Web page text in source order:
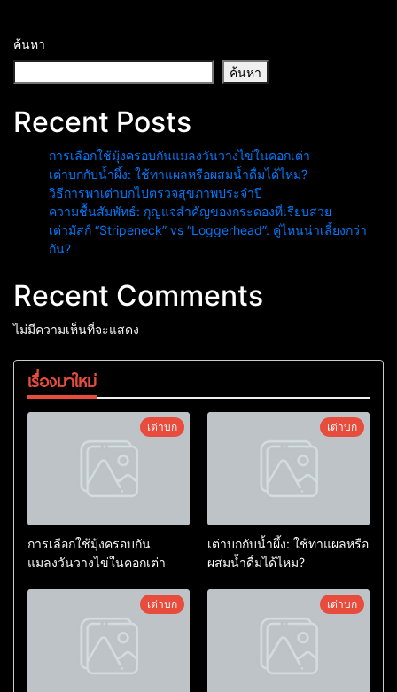
ค้นหา
ค้นหา
Recent Posts
การเลือกใช้มุ้งครอบกันแมลงวันวางไข่ในคอกเต่า
เต่าบกกับน้ำผึ้ง: ใช้ทาแผลหรือผสมน้ำดื่มได้ไหม?
วิธีการพาเต่าบกไปตรวจสุขภาพประจำปี
ความชื้นสัมพัทธ์: กุญแจสำคัญของกระดองที่เรียบสวย
เต่ามัสก์ “Stripeneck” vs “Loggerhead”: คู่ไหนน่าเลี้ยงกว่า
กัน?
Recent Comments
ไม่มีความเห็นที่จะแสดง
เรื่องมาใหม่
เต่าบก
การเลือกใช้มุ้งครอบกัน
แมลงวันวางไข่ในคอกเต่า
เต่าบก
เต่าบกกับน้ำผึ้ง: ใช้ทาแผลหรือ
ผสมน้ำดื่มได้ไหม?
เต่าบก เต่าบก